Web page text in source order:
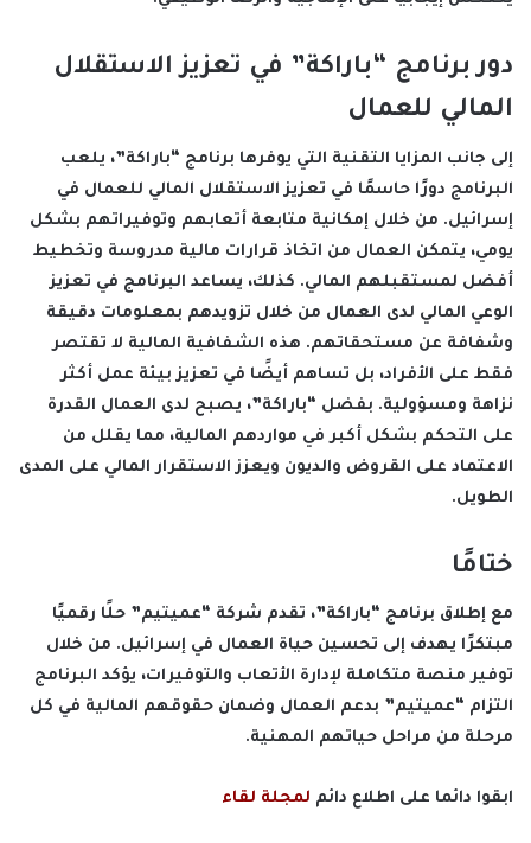
دور برنامج “باراكة” في تعزيز الاستقلال
المالي للعمال
إلى جانب المزايا التقنية التي يوفرها برنامج “باراكة”، يلعب
البرنامج دورًا حاسمًا في تعزيز الاستقلال المالي للعمال في
إسرائيل. من خلال إمكانية متابعة أتعابهم وتوفيراتهم بشكل
يومي، يتمكن العمال من اتخاذ قرارات مالية مدروسة وتخطيط
أفضل لمستقبلهم المالي. كذلك، يساعد البرنامج في تعزيز
الوعي المالي لدى العمال من خلال تزويدهم بمعلومات دقيقة
وشفافة عن مستحقاتهم. هذه الشفافية المالية لا تقتصر
فقط على الأفراد، بل تساهم أيضًا في تعزيز بيئة عمل أكثر
نزاهة ومسؤولية. بفضل “باراكة”، يصبح لدى العمال القدرة
على التحكم بشكل أكبر في مواردهم المالية، مما يقلل من
الاعتماد على القروض والديون ويعزز الاستقرار المالي على المدى
الطويل.
ختامًا
مع إطلاق برنامج “باراكة”، تقدم شركة “عميتيم” حلًا رقميًا
مبتكرًا يهدف إلى تحسين حياة العمال في إسرائيل. من خلال
توفير منصة متكاملة لإدارة الأتعاب والتوفيرات، يؤكد البرنامج
التزام “عميتيم” بدعم العمال وضمان حقوقهم المالية في كل
مرحلة من مراحل حياتهم المهنية.
ابقوا دائما على اطلاع دائم لمجلة لقاء